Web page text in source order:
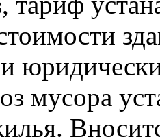
мусора